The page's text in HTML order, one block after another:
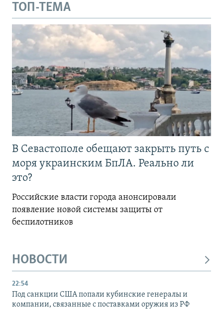
ТОП-ТЕМА
В Севастополе обещают закрыть путь с
моря украинским БпЛА. Реально ли
это?
Российские власти города анонсировали
появление новой системы защиты от
беспилотников
НОВОСТИ
22:54
Под санкции США попали кубинские генералы и
компании, связанные с поставками оружия из РФ